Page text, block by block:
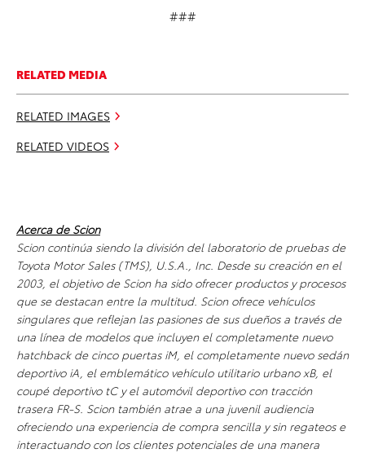
###
RELATED MEDIA
RELATED IMAGES
RELATED VIDEOS
Acerca de Scion
Scion continúa siendo la división del laboratorio de pruebas de
Toyota Motor Sales (TMS), U.S.A., Inc. Desde su creación en el
2003, el objetivo de Scion ha sido ofrecer productos y procesos
que se destacan entre la multitud. Scion ofrece vehículos
singulares que reflejan las pasiones de sus dueños a través de
una línea de modelos que incluyen el completamente nuevo
hatchback de cinco puertas iM, el completamente nuevo sedán
deportivo iA, el emblemático vehículo utilitario urbano xB, el
coupé deportivo tC y el automóvil deportivo con tracción
trasera FR-S. Scion también atrae a una juvenil audiencia
ofreciendo una experiencia de compra sencilla y sin regateos e
interactuando con los clientes potenciales de una manera